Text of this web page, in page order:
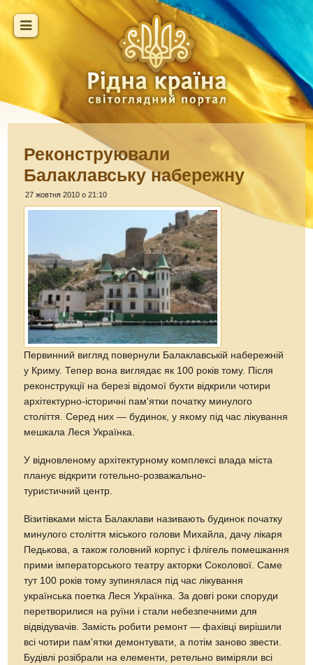
Реконструювали
Балаклавську набережну
27 жовтня 2010 о 21:10
Первинний вигляд повернули Балаклавській набережній
у Криму. Тепер вона виглядає як 100 років тому. Після
реконструкції на березі відомої бухти відкрили чотири
архітектурно-історичні пам'ятки початку минулого
століття. Серед них — будинок, у якому під час лікування
мешкала Леся Українка.
У відновленому архітектурному комплексі влада міста
планує відкрити готельно-розважально-
туристичний центр.
Візитівками міста Балаклави називають будинок початку
минулого століття міського голови Михайла, дачу лікаря
Педькова, а також головний корпус і флігель помешкання
прими імператорського театру акторки Соколової. Саме
тут 100 років тому зупинялася під час лікування
українська поетка Леся Українка. За довгі роки споруди
перетворилися на руїни і стали небезпечними для
відвідувачів. Замість робити ремонт — фахівці вирішили
всі чотири пам'ятки демонтувати, а потім заново звести.
Будівлі розібрали на елементи, ретельно виміряли всі